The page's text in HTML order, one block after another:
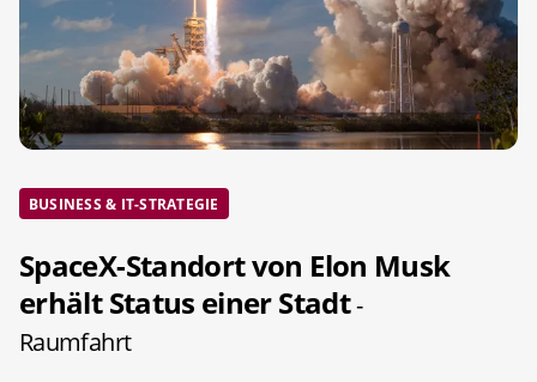
BUSINESS & IT-STRATEGIE
SpaceX-Standort von Elon Musk
erhält Status einer Stadt-
Raumfahrt